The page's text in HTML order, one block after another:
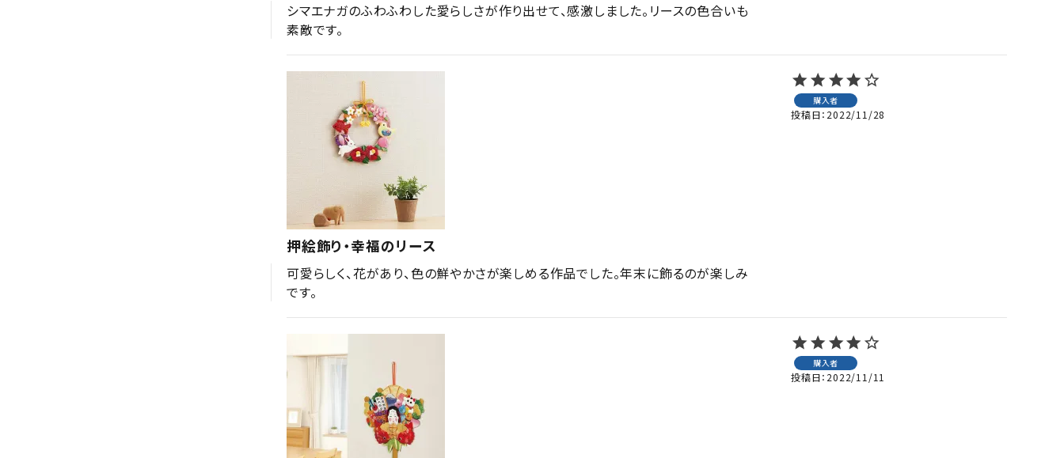
シマエナガのふわふわした愛らしさが作り出せて、感激しました。リースの色合いも
素敵です。
押絵飾り・幸福のリース
購入者
投稿日 2022/11/28
可愛らしく、花があり、色の鮮やかさが楽しめる作品でした。年末に飾るのが楽しみ
です。
購入者
投稿日 2022/11/11